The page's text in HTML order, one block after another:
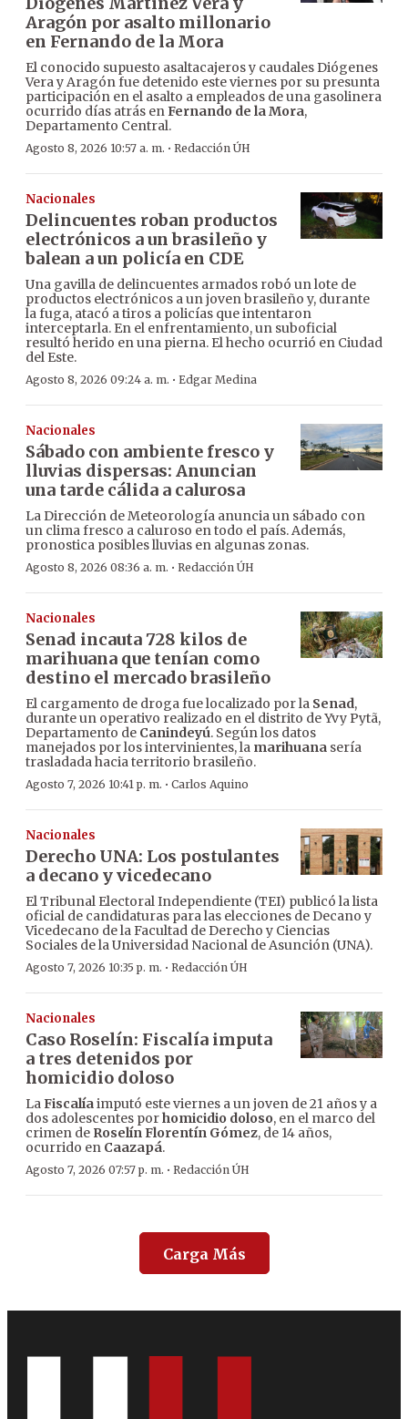
Aragón por asalto millonario
en Fernando de la Mora
El conocido supuesto asaltacajeros y caudales Diógenes
Vera y Aragón fue detenido este viernes por su presunta
participación en el asalto a empleados de una gasolinera
ocurrido días atrás enFernando de la Mora,
Departamento Central.
Agosto 8, 2026 10:57 a. m. · Redacción ÚH
Nacionales
Delincuentes roban productos
electrónicos a un brasileño y
balean a un policía en CDE
Una gavilla de delincuentes armados robó un lote de
productos electrónicos a un joven brasileño y, durante
la fuga, atacó a tiros a policías que intentaron
interceptarla. En el enfrentamiento, un suboficial
resultó herido en una pierna. El hecho ocurrió en Ciudad
del Este.
Agosto 8, 2026 09:24 a. m. · Edgar Medina
Nacionales
Sábado con ambiente fresco y
lluvias dispersas: Anuncian
una tarde cálida a calurosa
La Dirección de Meteorología anuncia un sábado con
un clima fresco a caluroso en todo el país. Además,
pronostica posibles lluvias en algunas zonas.
Agosto 8, 2026 08:36 a. m. · Redacción ÚH
Nacionales
Senad incauta 728 kilos de
marihuana que tenían como
destino el mercado brasileño
El cargamento de droga fue localizado por la Senad,
durante un operativo realizado en el distrito de Yvy Pytã,
Departamento de Canindeyú. Según los datos
manejados por los intervinientes, la marihuana sería
trasladada hacia territorio brasileño.
Agosto 7, 2026 10:41 p. m. · Carlos Aquino
Nacionales
Derecho UNA: Los postulantes
a decano y vicedecano
El Tribunal Electoral Independiente (TEI) publicó la lista
oficial de candidaturas para las elecciones de Decano y
Vicedecano de la Facultad de Derecho y Ciencias
Sociales de la Universidad Nacional de Asunción (UNA).
Agosto 7, 2026 10:35 p. m. · Redacción ÚH
Nacionales
Caso Roselín: Fiscalía imputa
a tres detenidos por
homicidio doloso
LaFiscalíaimputó este viernes a un joven de 21 años y a
dos adolescentes porhomicidio doloso, en el marco del
crimen de Roselín Florentín Gómez, de 14 años,
ocurrido en Caazapá.
Agosto 7, 2026 07:57 p. m. · Redacción ÚH
Carga Más